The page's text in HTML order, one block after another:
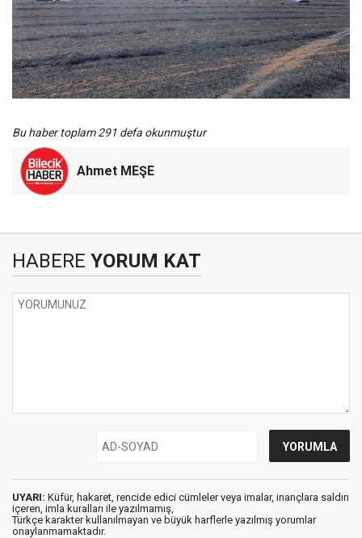
Bu haber toplam 291 defa okunmuştur
Ahmet MEŞE
HABERE YORUM KAT
UYARI: Küfür, hakaret, rencide edici cümleler veya imalar, inançlara saldırı
içeren, imla kuralları ile yazılmamış,
Türkçe karakter kullanılmayan ve büyük harflerle yazılmış yorumlar
onaylanmamaktadır.